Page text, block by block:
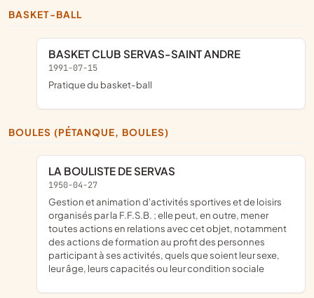
BASKET-BALL
BASKET CLUB SERVAS-SAINT ANDRE
1991-07-15
pratique du basket-ball
BOULES (PÉTANQUE, BOULES)
LA BOULISTE DE SERVAS
1950-04-27
gestion et animation d'activités sportives et de loisirs
organisés par la F.F.S.B. ; elle peut, en outre, mener
toutes actions en relations avec cet objet, notamment
des actions de formation au profit des personnes
participant à ses activités, quels que soient leur sexe,
leur âge, leurs capacités ou leur condition sociale